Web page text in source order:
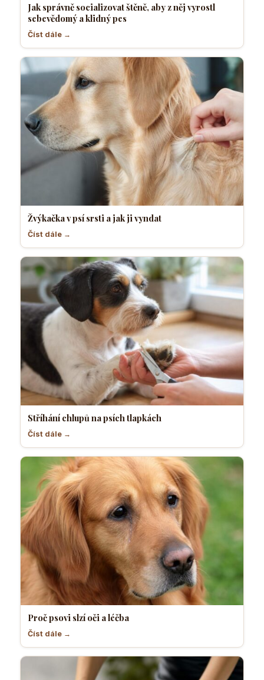
Jak správně socializovat štěně, aby z něj vyrostl
sebevědomý a klidný pes
Číst dále →
Žvýkačka v psí srsti a jak ji vyndat
Číst dále →
Stříhání chlupů na psích tlapkách
Číst dále →
Proč psovi slzí oči a léčba
Číst dále →